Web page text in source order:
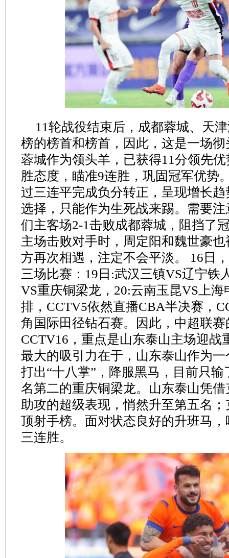
11轮战役结束后，成都蓉城、天
榜的榜首和榜首，因此，这是一场
蓉城作为领头羊，已获得11分领先
胜态度，瞄准9连胜，巩固冠军优势
过三连平完成负分转正，呈现增长
选择，只能作为生死战来踢。需要
们主客场2-1击败成都蓉城，阻挡了
主场击败对手时，周定阳和魏世豪
方再次相遇，注定不会平淡。 16日
三场比赛：19日:武汉三镇VS辽宁铁
VS重庆铜梁龙，20:云南玉昆VS上
排，CCTV5依然直播CBA半决赛，
角国际田径钻石赛。因此，中超联
CCTV16，重点是山东泰山主场迎战
最大的吸引力在于，山东泰山作为
打出“十八掌”，降服黑马，目前只
名第二的重庆铜梁龙。山东泰山凭
助攻的超级表现，悄然升至第五名
顶射手榜。面对状态良好的升班马
三连胜。